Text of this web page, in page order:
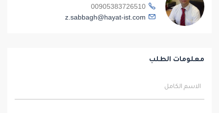
z.sabbagh@hayat-ist.com
معلومات الطلب